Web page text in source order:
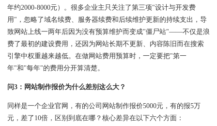
年约2000-8000元）。很多企业主只关注了第三项"设计与开发费
用"，忽略了域名续费、服务器续费和后续维护更新的持续支出，导
致网站上线一两年后因为没有预算维护而变成"僵尸站"——不仅是浪
费了最初的建设费用，还因为网站长期不更新、内容陈旧而在搜索
引擎中权重越来越低。在做网站费用预算时，一定要把"第一
年"和"每年"的费用分开算清楚。
问3：网站制作报价为什么差别这么大？
同样是一个企业官网，有的公司 网站制作报价5000元，有的报5万
元，差了10倍，区别到底在哪？核心差异在以下六个方面：